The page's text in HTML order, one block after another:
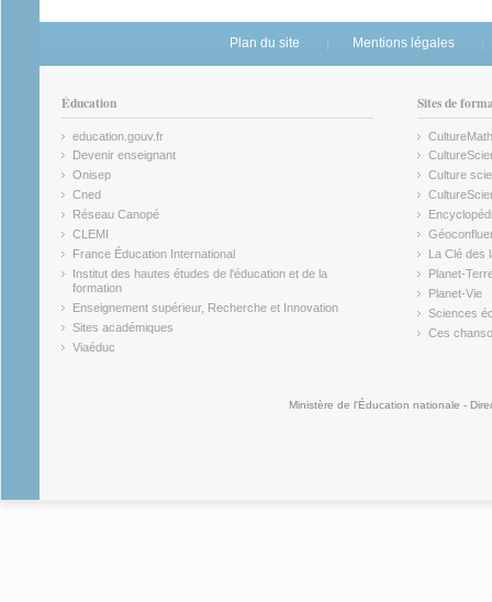
Plan du site Mentions légales
Éducation
education.gouv.fr
(link is external)
Devenir enseignant
(link is external)
Onisep
(link is external)
Cned
(link is external)
Réseau Canopé
(link is external)
CLEMI
(link is external)
France Éducation International
(link is external)
Institut des hautes études de l'éducation et de la
formation
(link is external)
Enseignement supérieur, Recherche et Innovation
(link is external)
Sites académiques
(link is external)
Viaéduc
Sites de
CultureMath
(link is
(link is
Culture
(link is
(link is
(link is
La Clé des
(link is
Planet-
(link is
Planet-Vie
(link is
Sciences
(link is
Ces
Ministère de l'Éducation nationale -